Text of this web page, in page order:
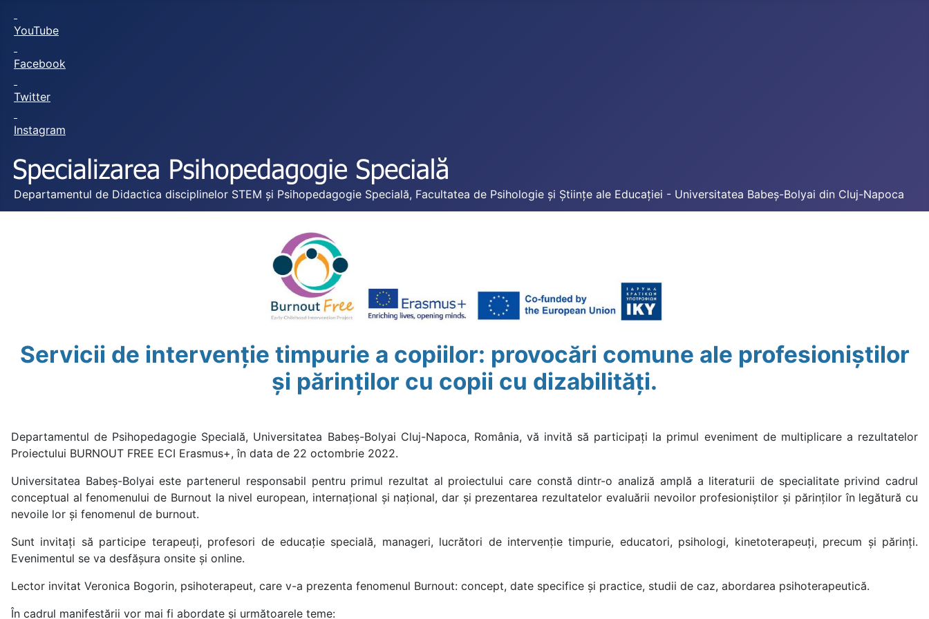
YouTube
Facebook
Twitter
Instagram
Departamentul de Didactica disciplinelor STEM și Psihopedagogie Specială, Facultatea de Psihologie și Științe ale Educației - Universitatea Babeș-Bolyai din Cluj-Napoca
Servicii de intervenție timpurie a copiilor: provocări comune ale profesioniștilor
și părinților cu copii cu dizabilități.
Departamentul de Psihopedagogie Specială, Universitatea Babeș-Bolyai Cluj-Napoca, România, vă invită să participați la primul eveniment de multiplicare a rezultatelor
Proiectului BURNOUT FREE ECI Erasmus+, în data de 22 octombrie 2022.
Universitatea Babeș-Bolyai este partenerul responsabil pentru primul rezultat al proiectului care constă dintr-o analiză amplă a literaturii de specialitate privind cadrul
conceptual al fenomenului de Burnout la nivel european, internațional și național, dar și prezentarea rezultatelor evaluării nevoilor profesioniștilor și părinților în legătură cu
nevoile lor și fenomenul de burnout.
Sunt invitați să participe terapeuți, profesori de educație specială, manageri, lucrători de intervenție timpurie, educatori, psihologi, kinetoterapeuți, precum și părinți.
Evenimentul se va desfășura onsite și online.
Lector invitat Veronica Bogorin, psihoterapeut, care v-a prezenta fenomenul Burnout: concept, date specifice și practice, studii de caz, abordarea psihoterapeutică.
În cadrul manifestării vor mai fi abordate și următoarele teme: